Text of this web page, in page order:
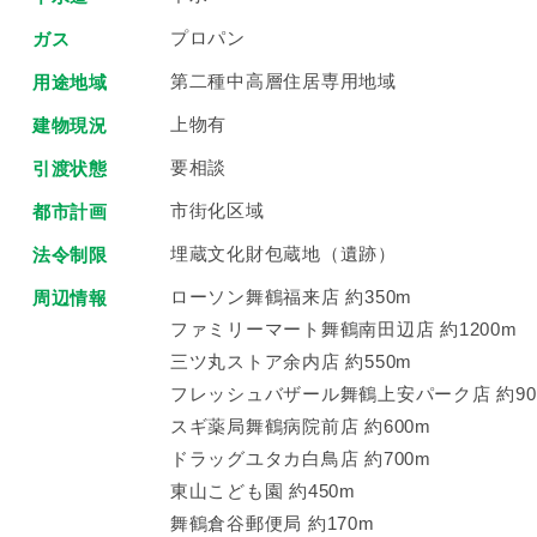
ガス プロパン
用途地域 第二種中高層住居専用地域
建物現況 上物有
引渡状態 要相談
都市計画 市街化区域
法令制限 埋蔵文化財包蔵地（遺跡）
周辺情報
ローソン舞鶴福来店 約350m
ファミリーマート舞鶴南田辺店 約1200m
三ツ丸ストア余内店 約550m
フレッシュバザール舞鶴上安パーク店 約
スギ薬局舞鶴病院前店 約600m
ドラッグユタカ白鳥店 約700m
東山こども園 約450m
舞鶴倉谷郵便局 約170m